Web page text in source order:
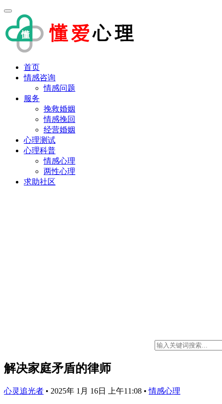
首页
情感咨询
情感问题
服务
挽救婚姻
情感挽回
经营婚姻
心理测试
心理科普
情感心理
两性心理
求助社区
解决家庭矛盾的律师
心灵追光者 • 2025年 1月 16日 上午11:08 • 情感心理